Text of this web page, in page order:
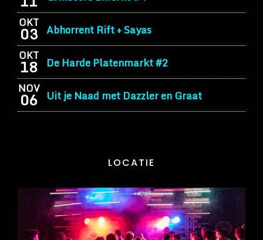
OKT
03 Abhorrent Rift + Sayas
OKT
18 De Harde Platenmarkt #2
NOV
06 Uit je Naad met Dazzler en Graat
LOCATIE